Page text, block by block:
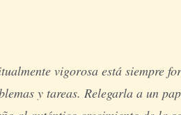
vigorosa está siempre
y tareas. Relegarla a un